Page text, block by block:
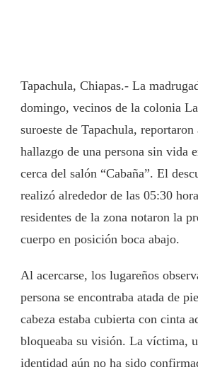
Tapachula, Chiapas.- La
domingo, vecinos de la colonia
suroeste de Tapachula,
hallazgo de una persona sin vida
cerca del salón “Cabaña”. El
realizó alrededor de las 05:30
residentes de la zona notaron la
cuerpo en posición boca abajo.
Al acercarse, los lugareños
persona se encontraba atada de
cabeza estaba cubierta con cinta
bloqueaba su visión. La víctima,
identidad aún no ha sido